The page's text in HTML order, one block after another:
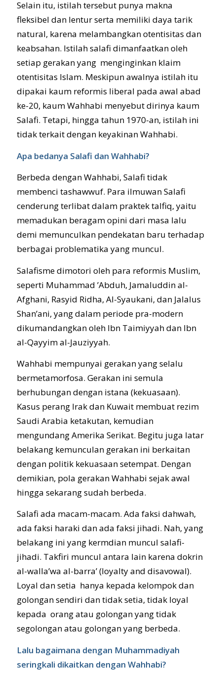
Selain itu, istilah tersebut punya makna
fleksibel dan lentur serta memiliki daya tarik
natural, karena melambangkan otentisitas dan
keabsahan. Istilah salafi dimanfaatkan oleh
setiap gerakan yang menginginkan klaim
otentisitas Islam. Meskipun awalnya istilah itu
dipakai kaum reformis liberal pada awal abad
ke-20, kaum Wahhabi menyebut dirinya kaum
Salafi. Tetapi, hingga tahun 1970-an, istilah ini
tidak terkait dengan keyakinan Wahhabi.
Apa bedanya Salafi dan Wahhabi?
Berbeda dengan Wahhabi, Salafi tidak
membenci tashawwuf. Para ilmuwan Salafi
cenderung terlibat dalam praktek talfiq, yaitu
memadukan beragam opini dari masa lalu
demi memunculkan pendekatan baru terhadap
berbagai problematika yang muncul.
Salafisme dimotori oleh para reformis Muslim,
seperti Muhammad ’Abduh, Jamaluddin al-
Afghani, Rasyid Ridha, Al-Syaukani, dan Jalalus
Shan’ani, yang dalam periode pra-modern
dikumandangkan oleh Ibn Taimiyyah dan Ibn
al-Qayyim al-Jauziyyah.
Wahhabi mempunyai gerakan yang selalu
bermetamorfosa. Gerakan ini semula
berhubungan dengan istana (kekuasaan).
Kasus perang Irak dan Kuwait membuat rezim
Saudi Arabia ketakutan, kemudian
mengundang Amerika Serikat. Begitu juga latar
belakang kemunculan gerakan ini berkaitan
dengan politik kekuasaan setempat. Dengan
demikian, pola gerakan Wahhabi sejak awal
hingga sekarang sudah berbeda.
Salafi ada macam-macam. Ada faksi dahwah,
ada faksi haraki dan ada faksi jihadi. Nah, yang
belakang ini yang kermdian muncul salafi-
jihadi. Takfiri muncul antara lain karena dokrin
al-walla’wa al-barra’ (loyalty and disavowal).
Loyal dan setia hanya kepada kelompok dan
golongan sendiri dan tidak setia, tidak loyal
kepada orang atau golongan yang tidak
segolongan atau golongan yang berbeda.
Lalu bagaimana dengan Muhammadiyah
seringkali dikaitkan dengan Wahhabi?